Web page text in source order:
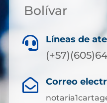
Bolívar
 Líneas de
 Correo